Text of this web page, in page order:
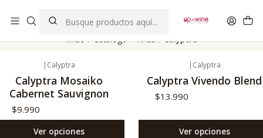
Inicio Catálogo Viñas Calyptra
| Calyptra
Calyptra Mosaiko
Cabernet Sauvignon
$9.990
Ver opciones
| Calyptra
Calyptra Vivendo Blend
$13.990
Ver opciones